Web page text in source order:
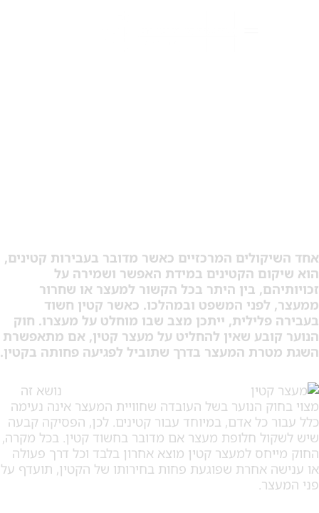
המרכזיים כאשר מדובר בעבירות קטינים,
הקטינים במידת האפשר ושמירה על
בין היתר בכל הקשור למעצר או שחרור
המשפט ובמהלכו. כאשר קטין חשוד
ייתכן מצב שבו מוחלט על מעצרו. חוק
שאין להחליט על מעצר קטין, אם מתאפשרת
המעצר בדרך שתוביל לפגיעה פחותה בקטין.
הנוער בשל העובדה שחוויית המעצר אינה נעימה
כל אדם, במיוחד עבור קטינים. לכן, הפסיקה קבעה
חלופת מעצר אם מדובר בחשוד קטין. בכל מקרה,
למעצר קטין מוצא אחרון בלבד וכל דרך פעולה
אחרת שפוגעת פחות בחירותו של הקטין, תועדף על